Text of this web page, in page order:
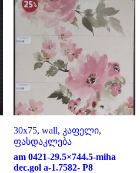
30x75, wall, კაფელი,
ფასდაკლება
am 0421-29.5×744.5-miha
dec.gol a-1.7582- P8